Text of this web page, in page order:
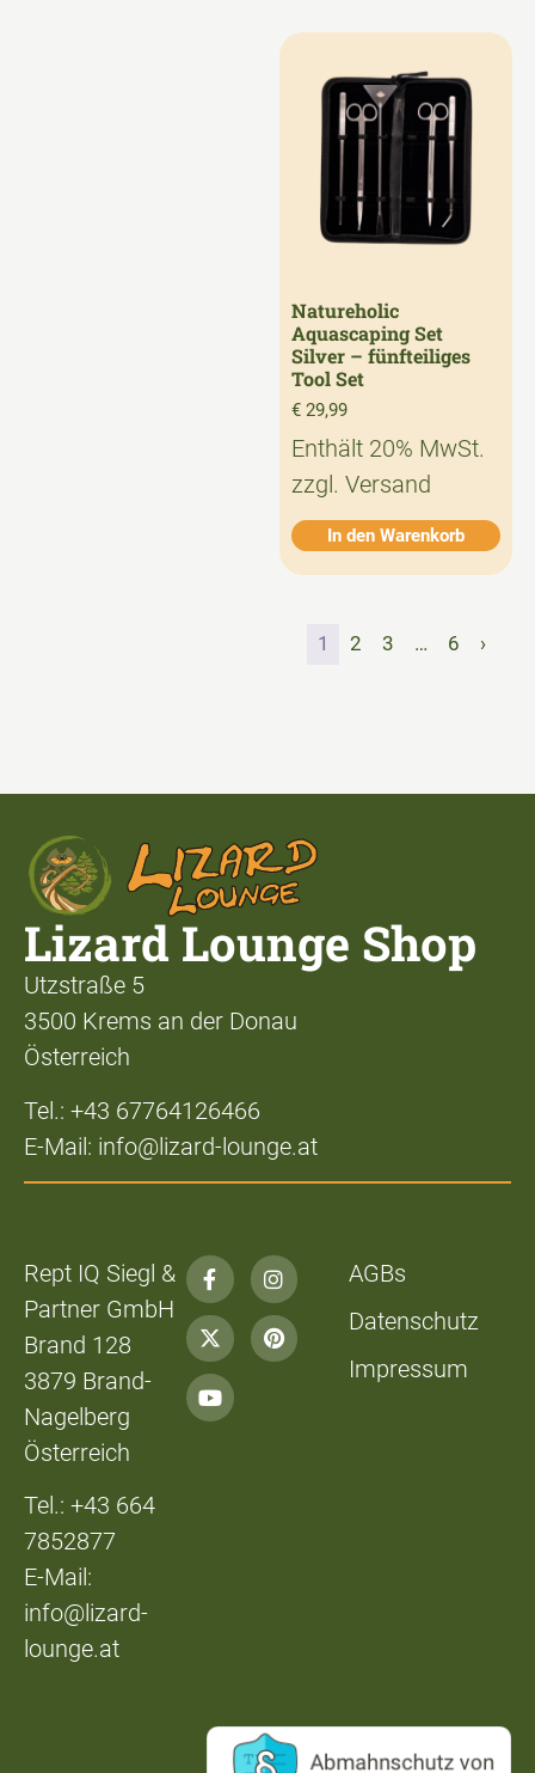
Natureholic
Aquascaping Set
Silver – fünfteiliges
Tool Set
€ 29,99
Enthält 20% MwSt.
zzgl. Versand
In den Warenkorb
1 2 3 … 6 ›
Lizard Lounge Shop
Utzstraße 5
3500 Krems an der Donau
Österreich
Tel.: +43 67764126466
E-Mail: info@lizard-lounge.at
Rept IQ Siegl &
Partner GmbH
Brand 128
3879 Brand-
Nagelberg
Österreich
Tel.: +43 664
7852877
E-Mail:
info@lizard-
lounge.at
AGBs
Datenschutz
Impressum